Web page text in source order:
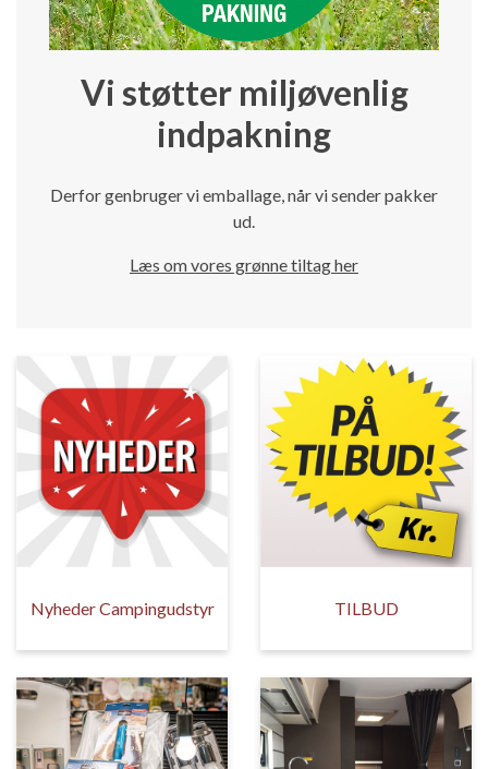
Vi støtter miljøvenlig
indpakning
Derfor genbruger vi emballage, når vi sender pakker
ud.
Læs om vores grønne tiltag her
Nyheder Campingudstyr TILBUD